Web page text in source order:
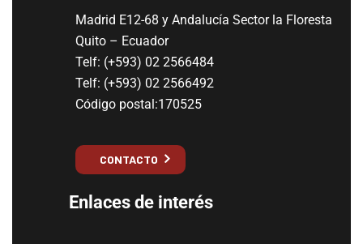
Madrid E12-68 y Andalucía Sector la Floresta
Quito – Ecuador
Telf: (+593) 02 2566484
Telf: (+593) 02 2566492
Código postal:170525
CONTACTO
Enlaces de interés